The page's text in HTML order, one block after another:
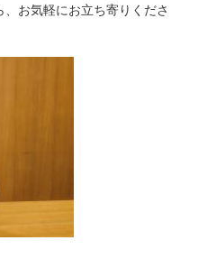
お気軽にお立ち寄りくださ